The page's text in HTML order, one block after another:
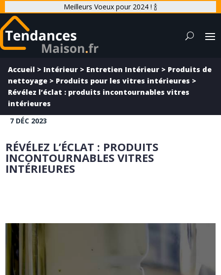
Meilleurs Voeux pour 2024 ! 🍾
Accueil > Intérieur > Entretien Intérieur > Produits de
nettoyage > Produits pour les vitres intérieures >
Révélez l’éclat : produits incontournables vitres
intérieures
7 DÉC 2023
RÉVÉLEZ L’ÉCLAT : PRODUITS
INCONTOURNABLES VITRES
INTÉRIEURES